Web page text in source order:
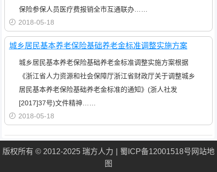
保险参保人员医疗费报销全市互通联办……
2018-05-18
城乡居民基本养老保险基础养老金标准调整实施方案
城乡居民基本养老保险基础养老金标准调整实施方案根据
《浙江省人力资源和社会保障厅浙江省财政厅关于调整城乡
居民基本养老保险基础养老金标准的通知》(浙人社发
[2017]37号)文件精神……
2018-05-18
版权所有 © 2012-2025 瑞方人力 蜀ICP备12001518号 网站地
图